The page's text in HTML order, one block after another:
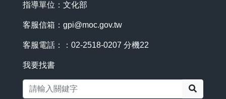
指導單位：文化部
客服信箱： gpi@moc.gov.tw
客服電話：：02-2518-0207 分機22
我要找書